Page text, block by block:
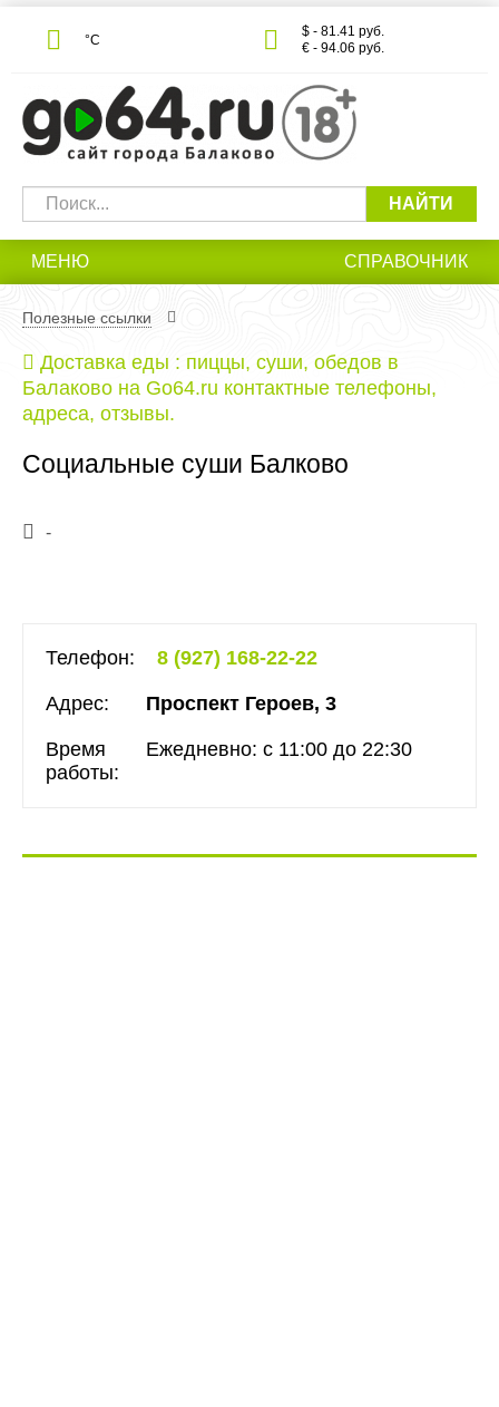
°С
$ - 81.41 руб.
€ - 94.06 руб.
НАЙТИ
МЕНЮ СПРАВОЧНИК
Полезные ссылки
Доставка еды : пиццы, суши, обедов в
Балаково на Go64.ru контактные телефоны,
адреса, отзывы.
Социальные суши Балково
-
Телефон: 8 (927) 168-22-22
Адрес: Проспект Героев, 3
Время
работы:
Ежедневно: с 11:00 до 22:30